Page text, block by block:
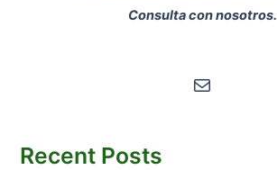
Consulta con nosotros.
Correo electrónico
Recent Posts